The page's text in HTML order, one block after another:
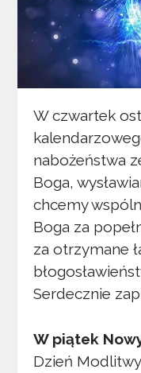
W czwartek
nabożeństwa
Boga,
chcemy
Boga za
za otrzymane
Serdecznie
W piątek
Dzień